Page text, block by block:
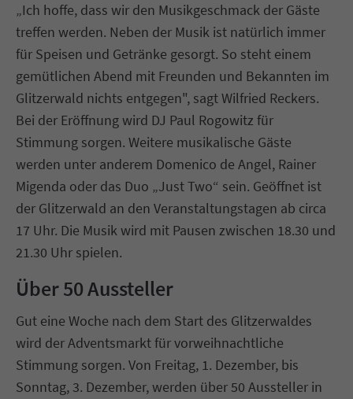
„Ich hoffe, dass wir den Musikgeschmack der Gäste
treffen werden. Neben der Musik ist natürlich immer
für Speisen und Getränke gesorgt. So steht einem
gemütlichen Abend mit Freunden und Bekannten im
Glitzerwald nichts entgegen", sagt Wilfried Reckers.
Bei der Eröffnung wird DJ Paul Rogowitz für
Stimmung sorgen. Weitere musikalische Gäste
werden unter anderem Domenico de Angel, Rainer
Migenda oder das Duo „Just Two“ sein. Geöffnet ist
der Glitzerwald an den Veranstaltungstagen ab circa
17 Uhr. Die Musik wird mit Pausen zwischen 18.30 und
21.30 Uhr spielen.
Über 50 Aussteller
Gut eine Woche nach dem Start des Glitzerwaldes
wird der Adventsmarkt für vorweihnachtliche
Stimmung sorgen. Von Freitag, 1. Dezember, bis
Sonntag, 3. Dezember, werden über 50 Aussteller in